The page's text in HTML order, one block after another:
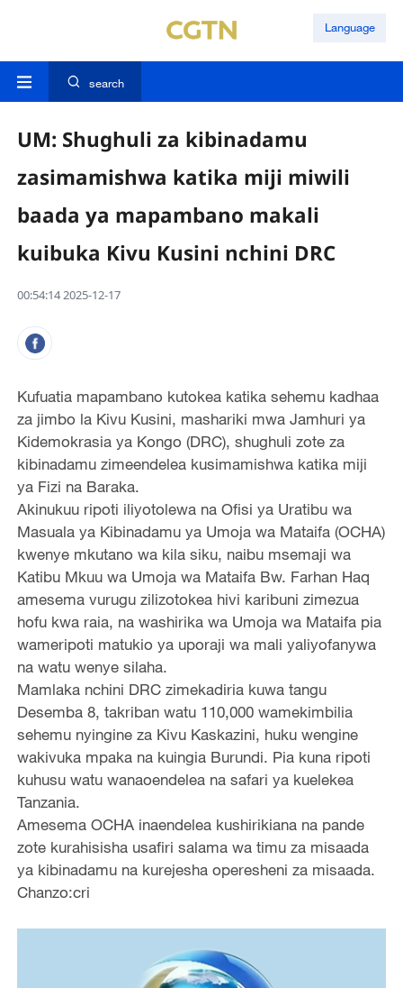
Language
search
UM: Shughuli za kibinadamu
zasimamishwa katika miji miwili
baada ya mapambano makali
kuibuka Kivu Kusini nchini DRC
00:54:14 2025-12-17
Kufuatia mapambano kutokea katika sehemu kadhaa
za jimbo la Kivu Kusini, mashariki mwa Jamhuri ya
Kidemokrasia ya Kongo (DRC), shughuli zote za
kibinadamu zimeendelea kusimamishwa katika miji
ya Fizi na Baraka.
Akinukuu ripoti iliyotolewa na Ofisi ya Uratibu wa
Masuala ya Kibinadamu ya Umoja wa Mataifa (OCHA)
kwenye mkutano wa kila siku, naibu msemaji wa
Katibu Mkuu wa Umoja wa Mataifa Bw. Farhan Haq
amesema vurugu zilizotokea hivi karibuni zimezua
hofu kwa raia, na washirika wa Umoja wa Mataifa pia
wameripoti matukio ya uporaji wa mali yaliyofanywa
na watu wenye silaha.
Mamlaka nchini DRC zimekadiria kuwa tangu
Desemba 8, takriban watu 110,000 wamekimbilia
sehemu nyingine za Kivu Kaskazini, huku wengine
wakivuka mpaka na kuingia Burundi. Pia kuna ripoti
kuhusu watu wanaoendelea na safari ya kuelekea
Tanzania.
Amesema OCHA inaendelea kushirikiana na pande
zote kurahisisha usafiri salama wa timu za misaada
ya kibinadamu na kurejesha operesheni za misaada.
Chanzo:cri